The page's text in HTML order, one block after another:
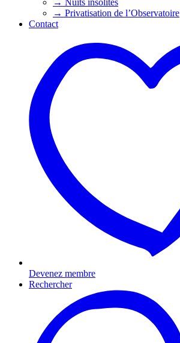
→ Nuits insolites
→ Privatisation de l’Observatoire
Contact
Devenez membre
Rechercher